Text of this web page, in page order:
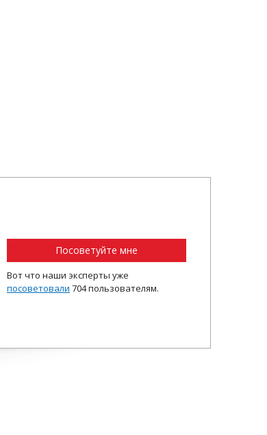
Посоветуйте мне
Вот что наши эксперты уже
посоветовали 704 пользователям.